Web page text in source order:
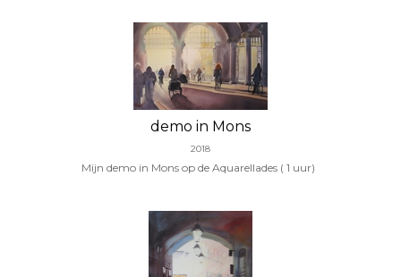
demo in Mons
2018
Mijn demo in Mons op de Aquarellades ( 1 uur)